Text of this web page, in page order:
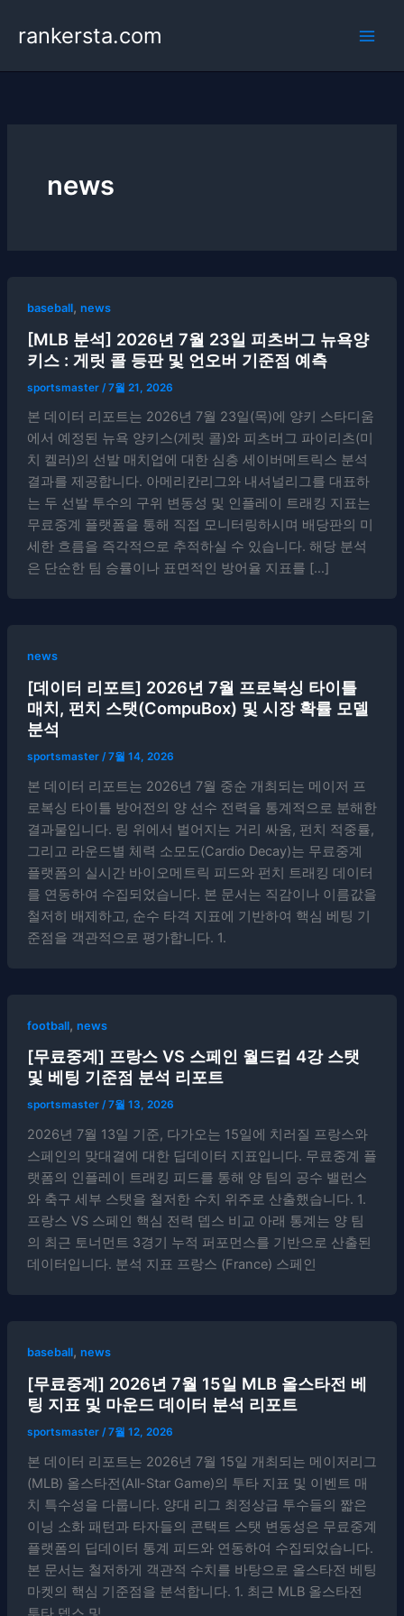
로
rankersta.com
news
baseball, news
[MLB 분석] 2026년 7월 23일 피츠버그 뉴욕양
키스 : 게릿 콜 등판 및 언오버 기준점 예측
sportsmaster /7월 21, 2026
본 데이터 리포트는 2026년 7월 23일(목)에 양키 스타디움
에서 예정된 뉴욕 양키스(게릿 콜)와 피츠버그 파이리츠(미
치 켈러)의 선발 매치업에 대한 심층 세이버메트릭스 분석
결과를 제공합니다. 아메리칸리그와 내셔널리그를 대표하
는 두 선발 투수의 구위 변동성 및 인플레이 트래킹 지표는
무료중계 플랫폼을 통해 직접 모니터링하시며 배당판의 미
세한 흐름을 즉각적으로 추적하실 수 있습니다. 해당 분석
은 단순한 팀 승률이나 표면적인 방어율 지표를 […]
news
[데이터 리포트] 2026년 7월 프로복싱 타이틀
매치, 펀치 스탯(CompuBox) 및 시장 확률 모델
분석
sportsmaster /7월 14, 2026
본 데이터 리포트는 2026년 7월 중순 개최되는 메이저 프
로복싱 타이틀 방어전의 양 선수 전력을 통계적으로 분해한
결과물입니다. 링 위에서 벌어지는 거리 싸움, 펀치 적중률,
그리고 라운드별 체력 소모도(Cardio Decay)는 무료중계
플랫폼의 실시간 바이오메트릭 피드와 펀치 트래킹 데이터
를 연동하여 수집되었습니다. 본 문서는 직감이나 이름값을
철저히 배제하고, 순수 타격 지표에 기반하여 핵심 베팅 기
준점을 객관적으로 평가합니다. 1.
football, news
[무료중계] 프랑스 VS 스페인 월드컵 4강 스탯
및 베팅 기준점 분석 리포트
sportsmaster /7월 13, 2026
2026년 7월 13일 기준, 다가오는 15일에 치러질 프랑스와
스페인의 맞대결에 대한 딥데이터 지표입니다. 무료중계 플
랫폼의 인플레이 트래킹 피드를 통해 양 팀의 공수 밸런스
와 축구 세부 스탯을 철저한 수치 위주로 산출했습니다. 1.
프랑스 VS 스페인 핵심 전력 뎁스 비교 아래 통계는 양 팀
의 최근 토너먼트 3경기 누적 퍼포먼스를 기반으로 산출된
데이터입니다. 분석 지표 프랑스 (France) 스페인
baseball, news
[무료중계] 2026년 7월 15일 MLB 올스타전 베
팅 지표 및 마운드 데이터 분석 리포트
sportsmaster /7월 12, 2026
본 데이터 리포트는 2026년 7월 15일 개최되는 메이저리그
(MLB) 올스타전(All-Star Game)의 투타 지표 및 이벤트 매
치 특수성을 다룹니다. 양대 리그 최정상급 투수들의 짧은
이닝 소화 패턴과 타자들의 콘택트 스탯 변동성은 무료중계
플랫폼의 딥데이터 통계 피드와 연동하여 수집되었습니다.
본 문서는 철저하게 객관적 수치를 바탕으로 올스타전 베팅
마켓의 핵심 기준점을 분석합니다. 1. 최근 MLB 올스타전